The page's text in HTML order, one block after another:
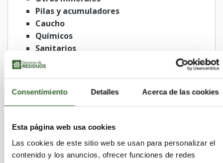
Consentimiento Detalles Acerca de las cookies
Esta página web usa cookies
Las cookies de este sitio web se usan para personalizar el
contenido y los anuncios, ofrecer funciones de redes
Pilas y acumuladores
Caucho
Químicos
Sanitarios
Vegetales
Ibeas de Juarros Castrojeriz
Ibrillos
Celada del Camino
Quintanaélez